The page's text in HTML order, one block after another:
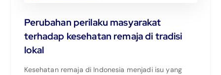
Perubahan perilaku masyarakat
terhadap kesehatan remaja di tradisi
lokal
Kesehatan remaja di Indonesia menjadi isu yang